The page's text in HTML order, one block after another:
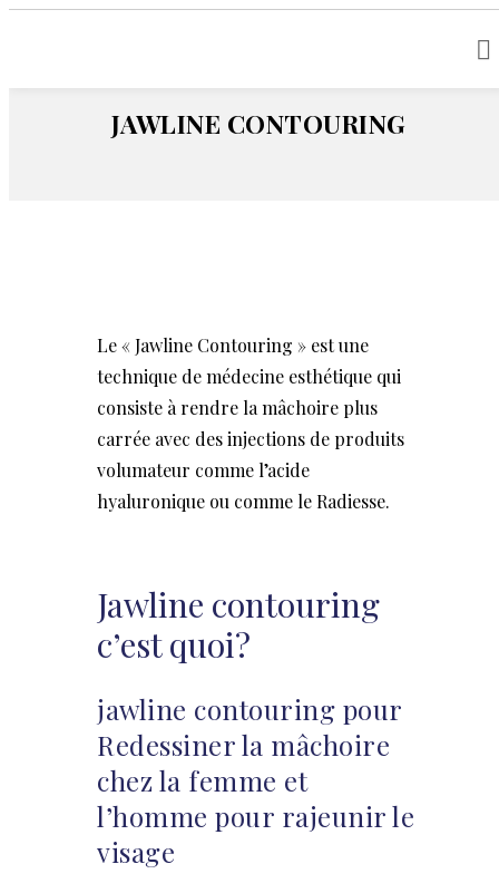
JAWLINE CONTOURING
Le « Jawline Contouring » est une
technique de médecine esthétique qui
consiste à rendre la mâchoire plus
carrée avec des injections de produits
volumateur comme l’acide
hyaluronique ou comme le Radiesse.
Jawline contouring
c’est quoi?
jawline contouring pour
Redessiner la mâchoire
chez la femme et
l’homme pour rajeunir le
visage